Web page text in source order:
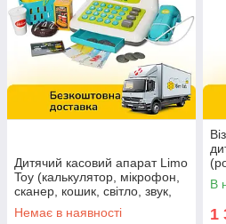
Дитячий касовий апарат Limo
Toy (калькулятор, мікрофон,
сканер, кошик, світло, звук,
17 предметів) 7016-UA
Немає в наявності
В
1